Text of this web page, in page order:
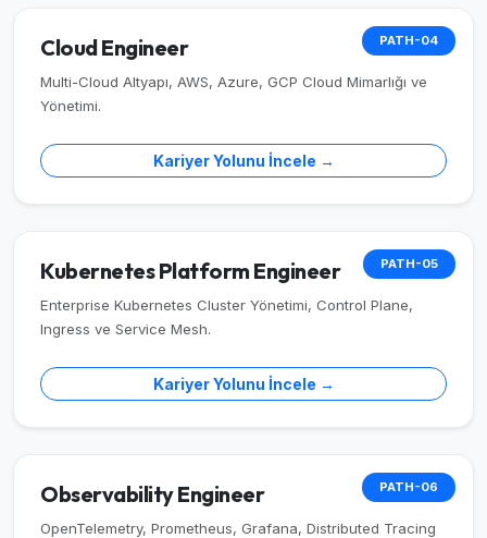
PATH-04
Cloud Engineer
Multi-Cloud Altyapı, AWS, Azure, GCP Cloud Mimarlığı ve
Yönetimi.
Kariyer Yolunu İncele →
PATH-05
Kubernetes Platform Engineer
Enterprise Kubernetes Cluster Yönetimi, Control Plane,
Ingress ve Service Mesh.
Kariyer Yolunu İncele →
PATH-06
Observability Engineer
OpenTelemetry, Prometheus, Grafana, Distributed Tracing